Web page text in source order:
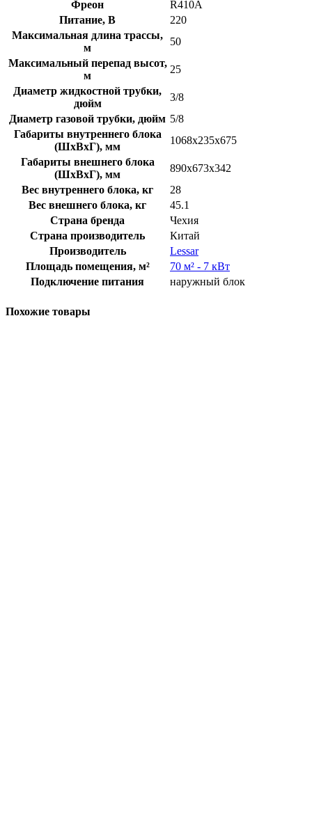
Фреон
R410A
Питание, В
220
Максимальная длина трассы,
м
50
Максимальный перепад высот,
м
25
Диаметр жидкостной трубки,
дюйм
3/8
Диаметр газовой трубки, дюйм 5/8
Габариты внутреннего блока
(ШхВхГ), мм
1068x235x675
Габариты внешнего блока
(ШхВхГ), мм
890x673x342
Вес внутреннего блока, кг
28
Вес внешнего блока, кг
45.1
Страна бренда
Чехия
Страна производитель
Китай
Производитель
Lessar
Площадь помещения, м²
70 м² - 7 кВт
Подключение питания
наружный блок
Похожие товары